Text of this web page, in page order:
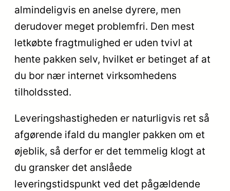
almindeligvis en anelse dyrere, men
derudover meget problemfri. Den mest
letkøbte fragtmulighed er uden tvivl at
hente pakken selv, hvilket er betinget af at
du bor nær internet virksomhedens
tilholdssted.
Leveringshastigheden er naturligvis ret så
afgørende ifald du mangler pakken om et
øjeblik, så derfor er det temmelig klogt at
du gransker det anslåede
leveringstidspunkt ved det pågældende